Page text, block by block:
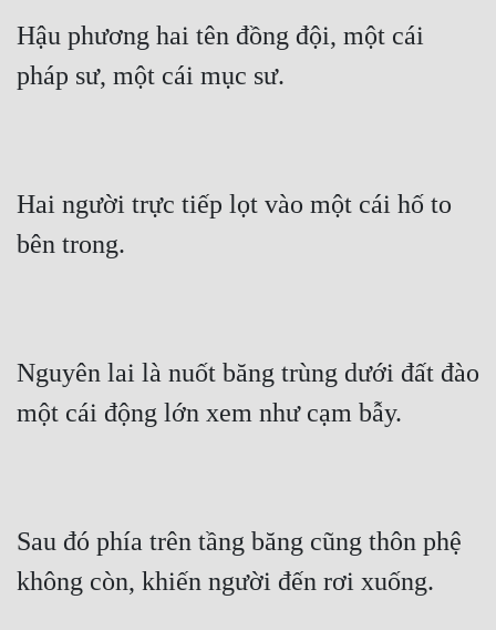
Hậu phương hai tên đồng đội, một cái
pháp sư, một cái mục sư.
Hai người trực tiếp lọt vào một cái hố to
bên trong.
Nguyên lai là nuốt băng trùng dưới đất đào
một cái động lớn xem như cạm bẫy.
Sau đó phía trên tầng băng cũng thôn phệ
không còn, khiến người đến rơi xuống.